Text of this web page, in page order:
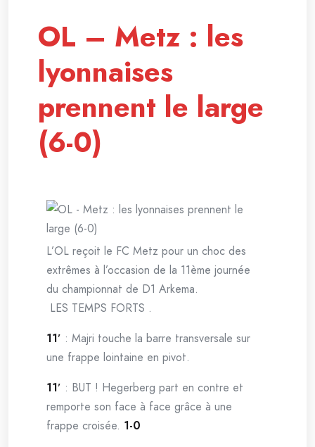
OL – Metz : les
lyonnaises
prennent le large
(6-0)
L’OL reçoit le FC Metz pour un choc des
extrêmes à l’occasion de la 11ème journée
du championnat de D1 Arkema.
LES TEMPS FORTS .
11′ : Majri touche la barre transversale sur
une frappe lointaine en pivot.
11′ : BUT ! Hegerberg part en contre et
remporte son face à face grâce à une
frappe croisée. 1-0